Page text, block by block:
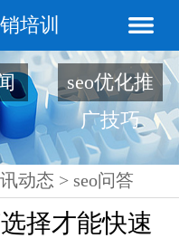
培训
seo优化推
广技巧
动态 > seo问答
择才能快速